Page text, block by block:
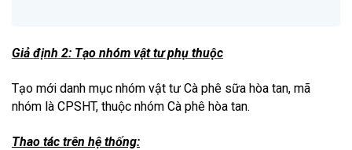
Giả định 2: Tạo nhóm vật tư phụ thuộc
Tạo mới danh mục nhóm vật tư Cà phê sữa hòa tan, mã
nhóm là CPSHT, thuộc nhóm Cà phê hòa tan.
Thao tác trên hệ thống: